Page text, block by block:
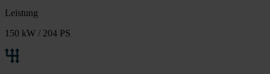
Leistung
150 kW / 204 PS